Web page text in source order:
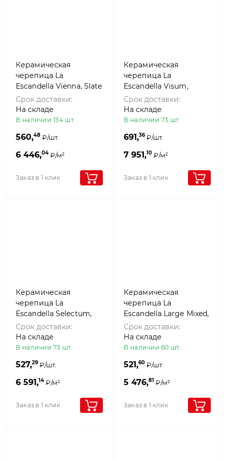
Керамическая
черепица La
Escandella Vienna, Slate
klinker
Срок доставки:
На складе
В наличии 134 шт.
560,48 ₽/шт.
6 446,04 ₽/м²
Заказ в 1 клик
Керамическая
черепица La
Escandella Visum,
Russet klinker
Срок доставки:
На складе
В наличии 73 шт.
691,36₽/шт.
7 951,10 ₽/м²
Заказ в 1 клик
Керамическая
черепица La
Escandella Selectum,
Galia klinker
Срок доставки:
На складе
В наличии 73 шт.
527,29 ₽/шт.
6 591,14 ₽/м²
Заказ в 1 клик
Керамическая
черепица La
Escandella Large Mixed,
Red klinker
Срок доставки:
На складе
В наличии 60 шт.
521,60 ₽/шт.
5 476,81 ₽/м²
Заказ в 1 клик